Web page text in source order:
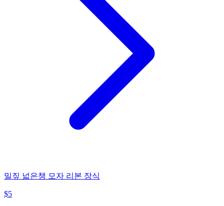
밀짚 넓은챙 모자 리본 장식
$5